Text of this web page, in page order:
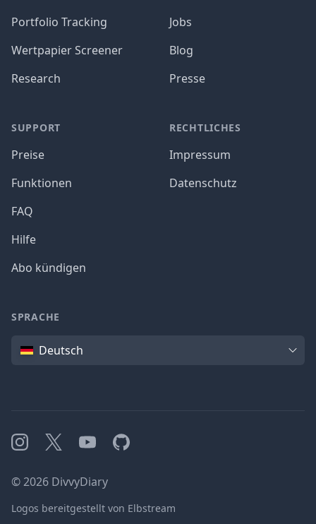
Portfolio Tracking
Wertpapier Screener
Research
SUPPORT
Preise
Funktionen
FAQ
Hilfe
Abo kündigen
Jobs
Blog
Presse
RECHTLICHES
Impressum
Datenschutz
SPRACHE
SpracheDeutsch
Instagram
X YouTubeGitHub
©2026 DivvyDiary
Logos bereitgestellt von Elbstream